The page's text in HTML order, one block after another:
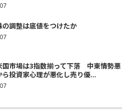
の調整は底値をつけたか
国市場は3指数揃って下落 中東情勢悪
ら投資家心理が悪化し売り優...